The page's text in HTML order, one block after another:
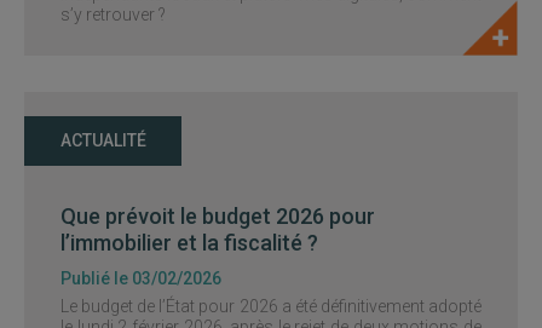
s’y retrouver ?
ACTUALITÉ
Que prévoit le budget 2026 pour
l’immobilier et la fiscalité ?
Publié le 03/02/2026
Le budget de l’État pour 2026 a été définitivement adopté